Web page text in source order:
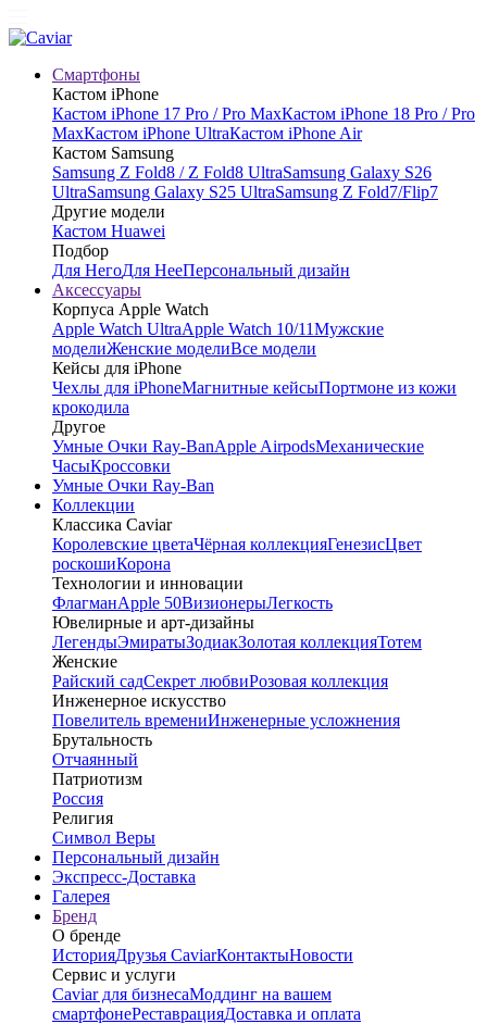
Смартфоны
Кастом iPhone
Кастом iPhone 17 Pro / Pro MaxКастом iPhone 18 Pro / Pro
MaxКастом iPhone UltraКастом iPhone Air
Кастом Samsung
Samsung Z Fold8 / Z Fold8 UltraSamsung Galaxy S26
UltraSamsung Galaxy S25 UltraSamsung Z Fold7/Flip7
Другие модели
Кастом Huawei
Подбор
Для НегоДля НееПерсональный дизайн
Аксессуары
Корпуса Apple Watch
Apple Watch UltraApple Watch 10/11Мужские
моделиЖенские моделиВсе модели
Кейсы для iPhone
Чехлы для iPhoneМагнитные кейсыПортмоне из кожи
крокодила
Другое
Умные Очки Ray-BanApple AirpodsМеханические
ЧасыКроссовки
Умные Очки Ray-Ban
Коллекции
Классика Caviar
Королевские цветаЧёрная коллекцияГенезисЦвет
роскошиКорона
Технологии и инновации
ФлагманApple 50ВизионерыЛегкость
Ювелирные и арт-дизайны
ЛегендыЭмиратыЗодиакЗолотая коллекцияТотем
Женские
Райский садСекрет любвиРозовая коллекция
Инженерное искусство
Повелитель времениИнженерные усложнения
Брутальность
Отчаянный
Патриотизм
Россия
Религия
Символ Веры
Персональный дизайн
Экспресс-Доставка
Галерея
Бренд
О бренде
ИсторияДрузья CaviarКонтактыНовости
Сервис и услуги
Caviar для бизнесаМоддинг на вашем
смартфонеРеставрацияДоставка и оплата